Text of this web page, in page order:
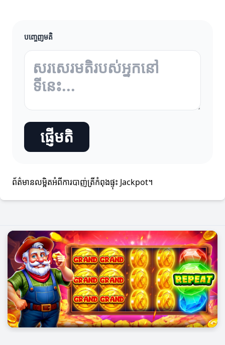
បញ្ចេញមតិ
ផ្ញើមតិ
ព័ត៌មានលម្អិតអំពីការបាញ់ត្រីកំពុងផ្ទុះ Jackpot។